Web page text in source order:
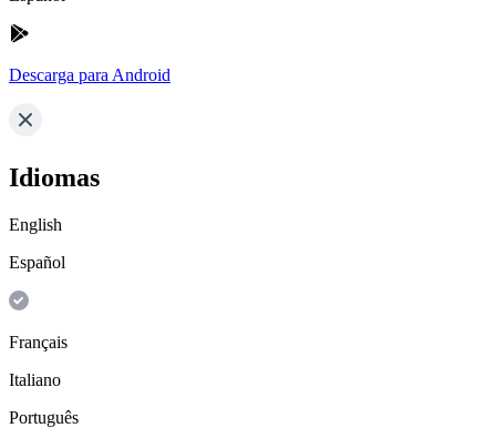
Descarga para Android
Idiomas
English
Español
Français
Italiano
Português